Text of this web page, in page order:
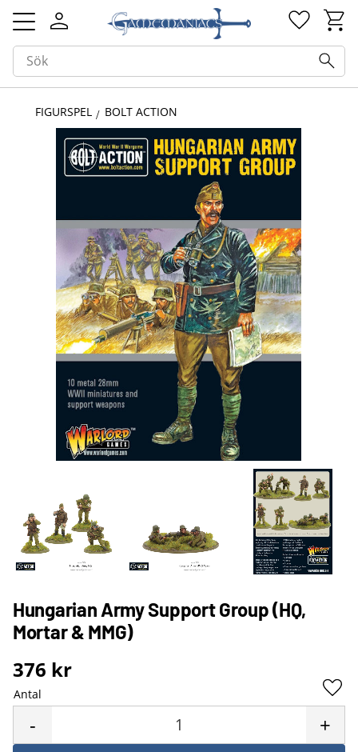
Meny
FIGURSPEL BOLT ACTION
Hungarian Army Support Group (HQ,
Mortar & MMG)
376 kr
Antal
+
-